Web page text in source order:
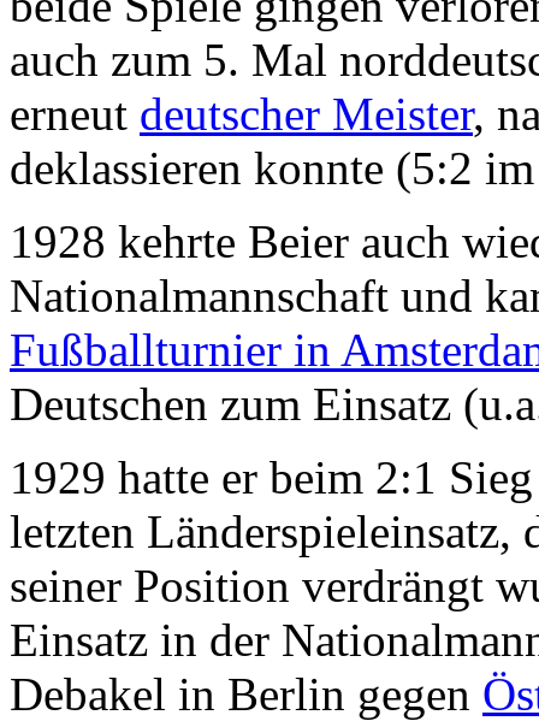
auch zum 5. Mal
erneut deutscher Meister,
deklassieren konnte (5:2
1928 kehrte Beier auch
Nationalmannschaft und
Fußballturnier in
Deutschen zum Einsatz
1929 hatte er beim 2:1
letzten Länderspieleinsatz,
seiner Position verdrängt
Einsatz in der
Debakel in Berlin gegen